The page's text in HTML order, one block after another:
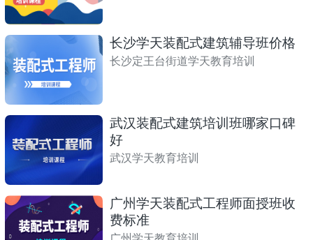
长沙学天装配式建筑辅导班价格
长沙定王台街道学天教育培训
武汉装配式建筑培训班哪家口碑
好
武汉学天教育培训
广州学天装配式工程师面授班收
费标准